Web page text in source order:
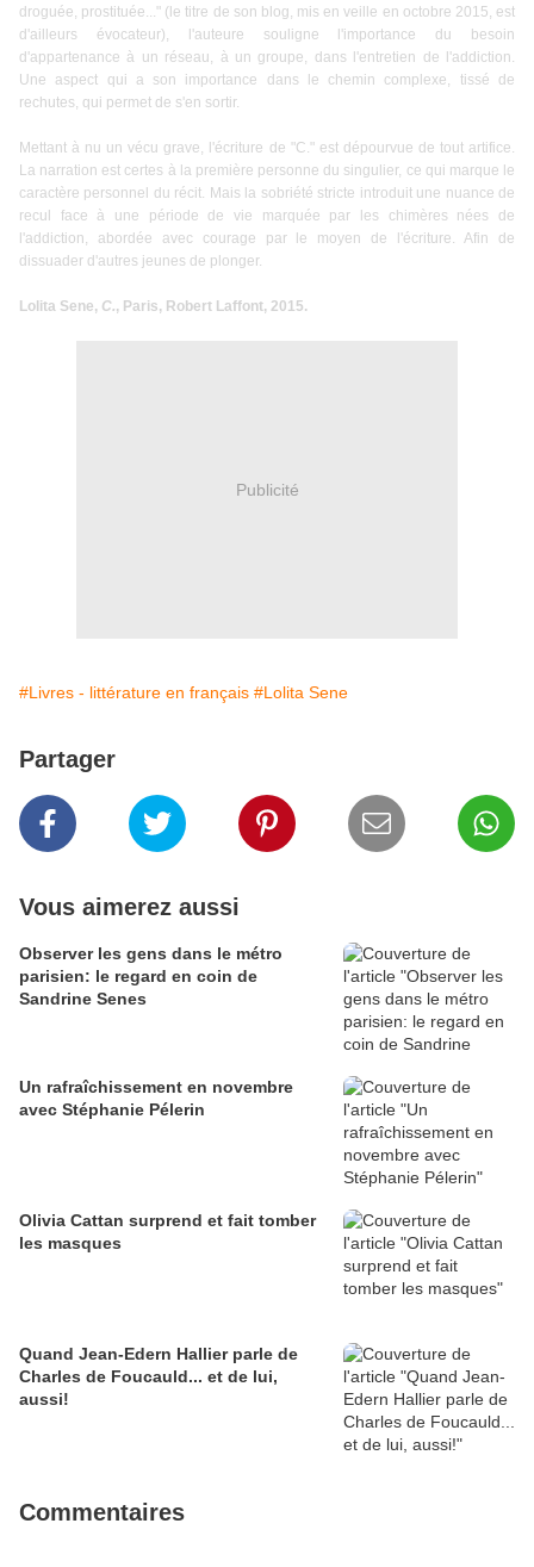
droguée, prostituée..." (le titre de son blog, mis en veille en octobre 2015, est
d'ailleurs évocateur), l'auteure souligne l'importance du besoin
d'appartenance à un réseau, à un groupe, dans l'entretien de l'addiction.
Une aspect qui a son importance dans le chemin complexe, tissé de
rechutes, qui permet de s'en sortir.
Mettant à nu un vécu grave, l'écriture de "C." est dépourvue de tout artifice.
La narration est certes à la première personne du singulier, ce qui marque le
caractère personnel du récit. Mais la sobriété stricte introduit une nuance de
recul face à une période de vie marquée par les chimères nées de
l'addiction, abordée avec courage par le moyen de l'écriture. Afin de
dissuader d'autres jeunes de plonger.
Lolita Sene, C., Paris, Robert Laffont, 2015.
Publicité
#Livres - littérature en français #Lolita Sene
Partager
Vous aimerez aussi
Observer les gens dans le métro
parisien: le regard en coin de
Sandrine Senes
Un rafraîchissement en novembre
avec Stéphanie Pélerin
Olivia Cattan surprend et fait tomber
les masques
Quand Jean-Edern Hallier parle de
Charles de Foucauld... et de lui,
aussi!
Commentaires